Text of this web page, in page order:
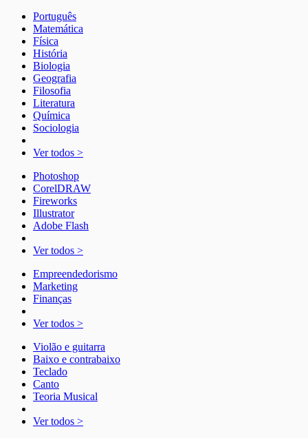
Português
Matemática
Física
História
Biologia
Geografia
Filosofia
Literatura
Química
Sociologia
Ver todos >
Photoshop
CorelDRAW
Fireworks
Illustrator
Adobe Flash
Ver todos >
Empreendedorismo
Marketing
Finanças
Ver todos >
Violão e guitarra
Baixo e contrabaixo
Teclado
Canto
Teoria Musical
Ver todos >